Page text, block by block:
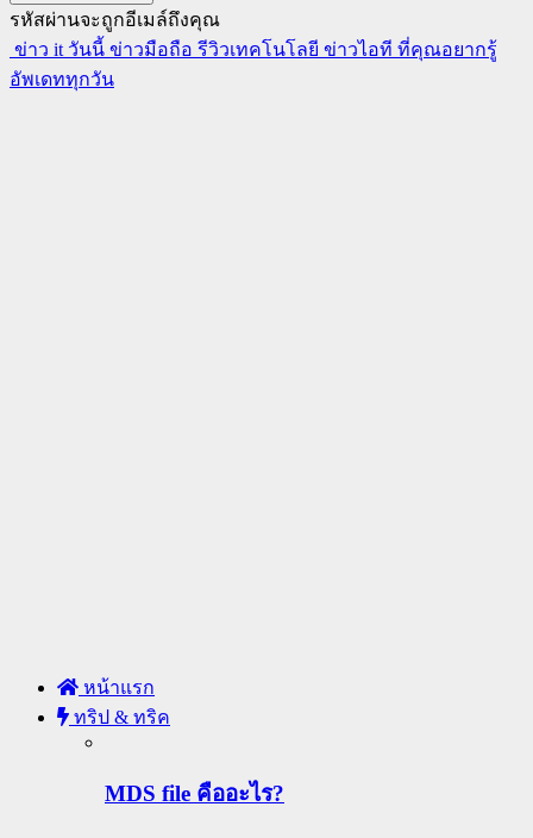
รหัสผ่านจะถูกอีเมล์ถึงคุณ
ข่าว it วันนี้ ข่าวมือถือ รีวิวเทคโนโลยี ข่าวไอที ที่คุณอยากรู้
อัพเดททุกวัน
หน้าแรก
ทริป & ทริค
MDS file คืออะไร?